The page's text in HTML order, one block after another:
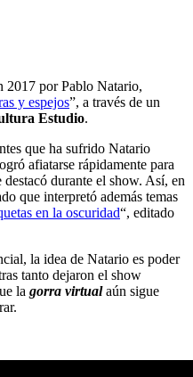
2017 por Pablo Natario,
y espejos”, a través de un
Estudio.
que ha sufrido Natario
afiatarse rápidamente para
durante el show. Así, en
que interpretó además temas
en la oscuridad“, editado
la idea de Natario es poder
tanto dejaron el show
la gorra virtualaún sigue